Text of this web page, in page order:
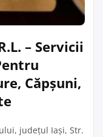
– Servicii
Căpșuni,
județul Iași, Str.